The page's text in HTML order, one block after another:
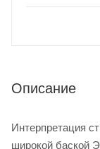
Описание
Интерпретация
широкой баской